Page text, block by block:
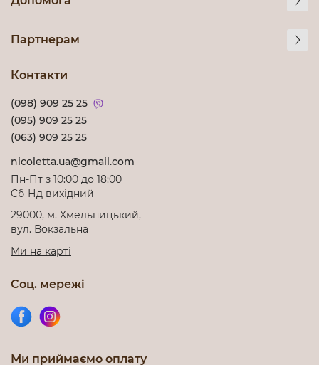
Партнерам
Контакти
(098) 909 25 25
(095) 909 25 25
(063) 909 25 25
nicoletta.ua@gmail.com
Пн-Пт з 10:00 до 18:00
Cб-Нд вихідний
29000, м. Хмельницький,
вул. Вокзальна
Ми на карті
Соц. мережі
Ми приймаємо оплату